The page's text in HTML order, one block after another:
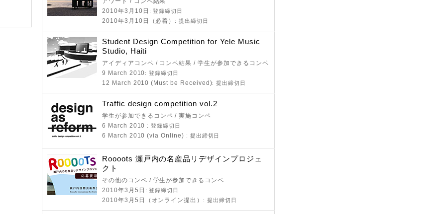
2010年3月10日 : 登録締切日
2010年3月10日（必着） : 提出締切日
Student Design Competition for Yele Music
Studio, Haiti
アイディアコンペ / コンペ結果 / 学生が参加できるコンペ
9 March 2010: 登録締切日
12 March 2010 (Must be Received): 提出締切日
Traffic design competition vol.2
学生が参加できるコンペ / 実施コンペ
6 March 2010 : 登録締切日
6 March 2010 (via Online) : 提出締切日
Roooots 瀬戸内の名産品リデザインプロジェ
クト
その他のコンペ / 学生が参加できるコンペ
2010年3月5日 : 登録締切日
2010年3月5日（オンライン提出） : 提出締切日